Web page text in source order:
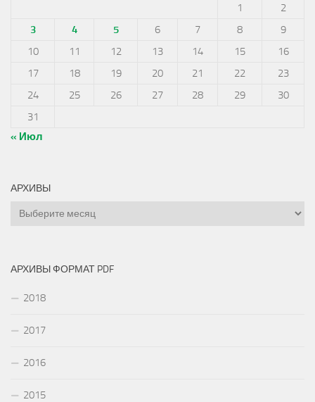
1
2
3
4 5 6 7 8
9
10
11 12 13 14 15
16
17
18 19 20 21 22
23
24
25 26 27 28 29
30
31
« Июл
АРХИВЫ
Архивы
АРХИВЫ ФОРМАТ PDF
2018
2017
2016
2015